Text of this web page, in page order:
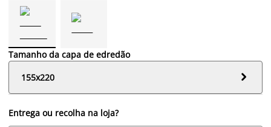
Tamanho da capa de edredão
155x220

Entrega ou recolha na loja?